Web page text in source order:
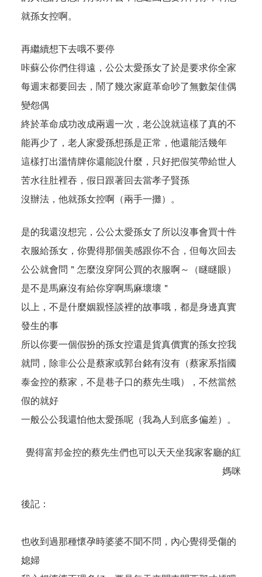
就孫女控啊。
再繼續想下去哦不要停
咔蘇公你們住得遠，公公太愛孫女了於是要求你全家
每週末都要回去，鬧了幾次家庭革命吵了無數架佳偶
變怨偶
終於革命成功改成兩週一次，老公說就這樣了真的不
能再少了，老人家愛孫想孫是正常，他還能活幾年
這樣打出溫情牌你還能說什麼，只好把假笑帶給世人
苦水往肚裡吞，假日跟著回去當孝子賢孫
沒辦法，他就孫女控啊（兩手一攤）。
是的我還沒想完，公公太愛孫女了所以沒事會買十件
衣服給孫女，你覺得那個美感跟你不合，但每次回去
公公就會問＂怎麼沒穿阿公買的衣服啊～（瞇瞇眼）
是不是馬麻沒有給你穿啊馬麻壞壞＂
以上，不是什麼姻親怪談裡的故事哦，都是身邊真實
發生的事
所以你要一個假扮的孫女控還是貨真價實的孫女控我
就問，除非公公是蔡家或郭台銘有沒有（蔡家系指國
泰金控的蔡家，不是巷子口的蔡先生哦），不然當然
假的就好
一般公公我還怕他太愛孫呢（我為人到底多偏差）。
覺得富邦金控的蔡先生們也可以天天坐我家客廳的紅
媽咪
後記：
也收到過那種懷孕時婆婆不聞不問，內心覺得受傷的
媳婦